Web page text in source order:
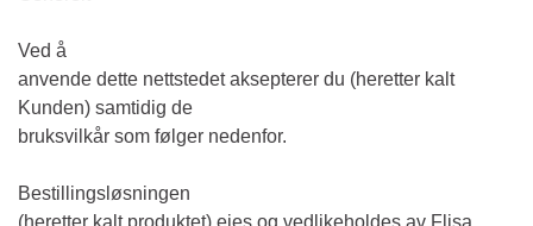
Ved å
anvende dette nettstedet aksepterer du (heretter kalt
Kunden) samtidig de
bruksvilkår som følger nedenfor.
Bestillingsløsningen
(heretter kalt produktet) eies og vedlikeholdes av Flisa